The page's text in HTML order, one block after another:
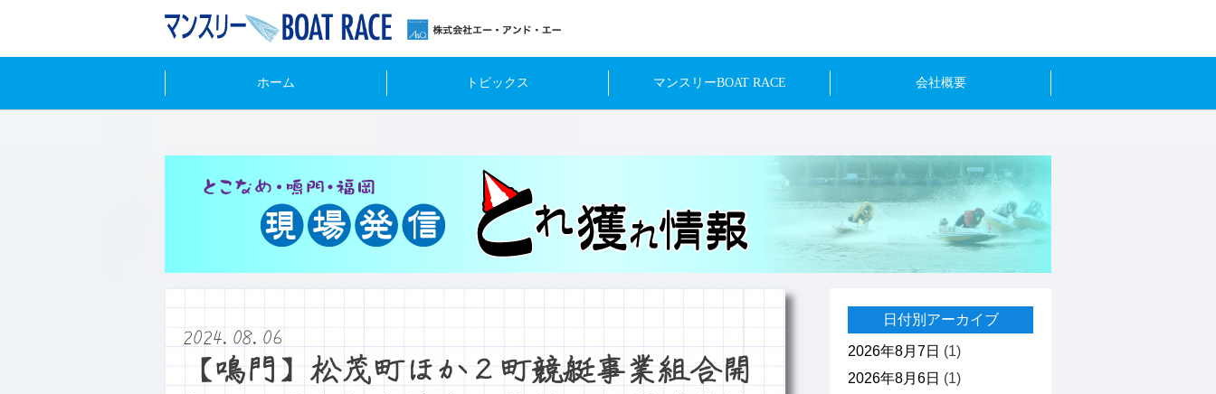
ホーム トピックス マンスリーBOAT RACE 会社概要
2024.08.06
【鳴門】松茂町ほか２町競艇事業組合開
日付別アーカイブ
2026年8月7日 (1)
2026年8月6日 (1)